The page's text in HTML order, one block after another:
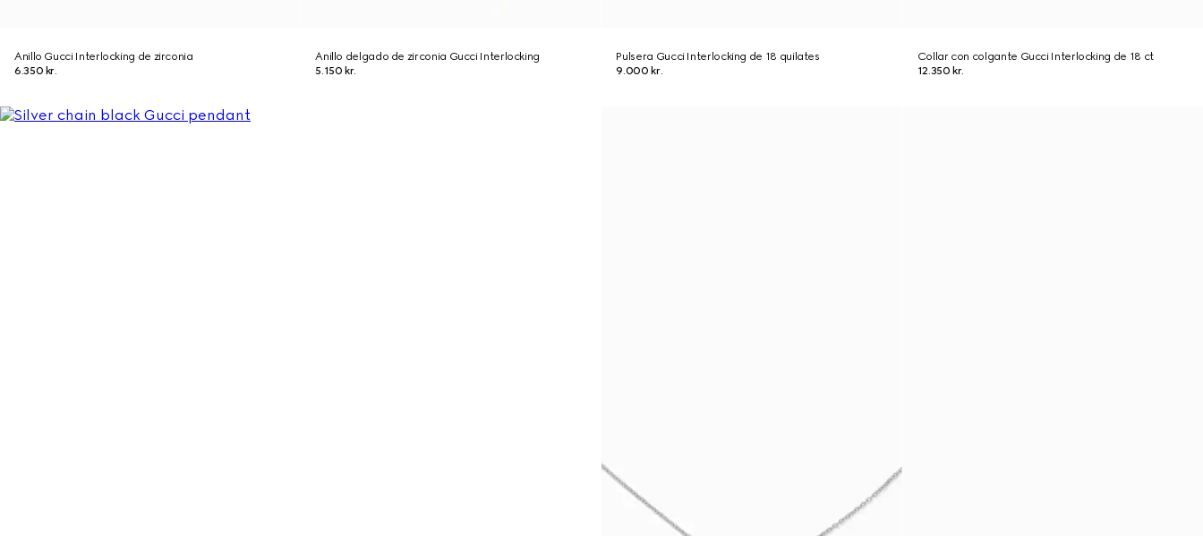
Anillo Gucci Interlocking de zirconia
6.350 kr.
Anillo delgado de zirconia Gucci Interlocking
5.150 kr.
Pulsera Gucci Interlocking de 18 quilates
9.000 kr.
Collar con colgante Gucci Interlocking de 18 ct
12.350 kr.